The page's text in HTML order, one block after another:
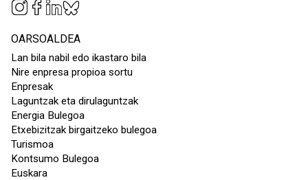
OARSOALDEA
Lan bila nabil edo ikastaro bila
Nire enpresa propioa sortu
Enpresak
Laguntzak eta dirulaguntzak
Energia Bulegoa
Etxebizitzak birgaitzeko bulegoa
Turismoa
Kontsumo Bulegoa
Euskara